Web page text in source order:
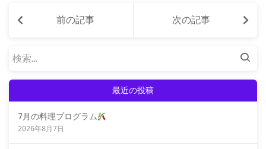
前の記事 次の記事
検
最近の投稿
7月の料理プログラム
2026年8月7日